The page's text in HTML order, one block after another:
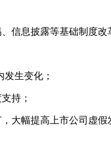
信息披露等基础制度改
生变化；
持；
大幅提高上市公司虚